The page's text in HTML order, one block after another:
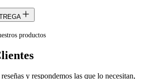
productos
y respondemos las que lo necesitan,